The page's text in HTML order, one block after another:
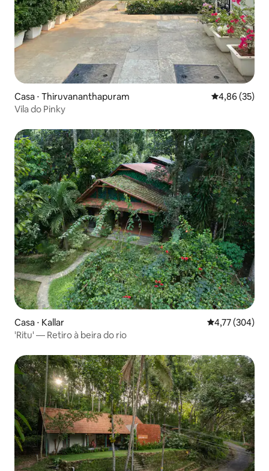
Casa ⋅ Thiruvananthapuram 4,86 de uma
4,86 (35)
Vila do Pinky
Casa ⋅ Kallar 4,77 de uma
4,77 (304)
'Ritu' — Retiro à beira do rio